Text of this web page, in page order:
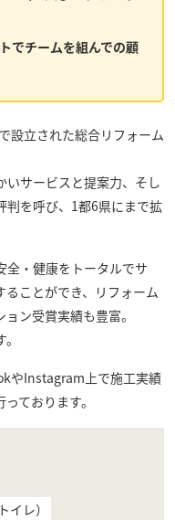
でチームを組んでの顧
設立された総合リフォーム
いサービスと提案力、そし
判を呼び、1都6県にまで拡
全・健康をトータルでサ
ことができ、リフォーム
ン受賞実績も豊富。
やInstagram上で施工実績
ております。
レ）